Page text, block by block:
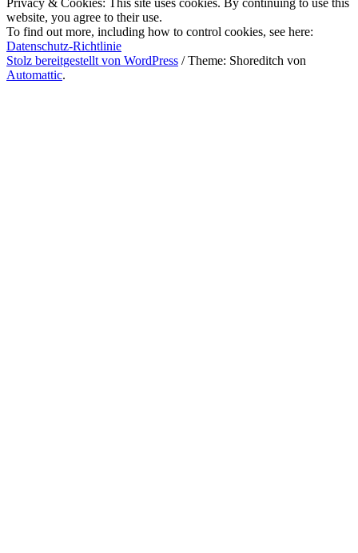
website, you agree to their use.
To find out more, including how to control cookies, see here:
Datenschutz-Richtlinie
Stolz bereitgestellt von WordPress /Theme: Shoreditch von
Automattic.